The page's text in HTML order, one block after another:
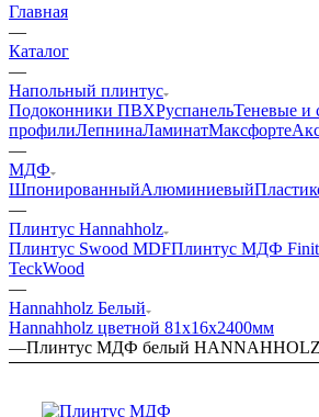
Главная
—
Каталог
—
Напольный плинтус
Подоконники ПВХРуспанельТеневые и
профилиЛепнинаЛаминатМаксфорте
—
МДФ
ШпонированныйАлюминиевый
—
Плинтус Hannahholz
Плинтус Swood MDFПлинтус МДФ
TeckWood
—
Hannahholz Белый
Hannahholz цветной 81х16х2400мм
—Плинтус МДФ белый HANNAHHOLZ